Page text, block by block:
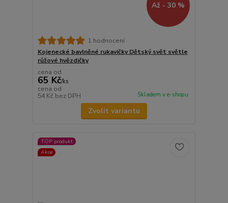
Až - 30 %
1 hodnocení
Kojenecké bavlněné rukavičky Dětský svět světle
růžové hvězdičky
cena od
65 Kč/ks
cena od
54 Kč bez DPH Skladem v e-shopu
Zvolit variantu
TOP produkt
Akce